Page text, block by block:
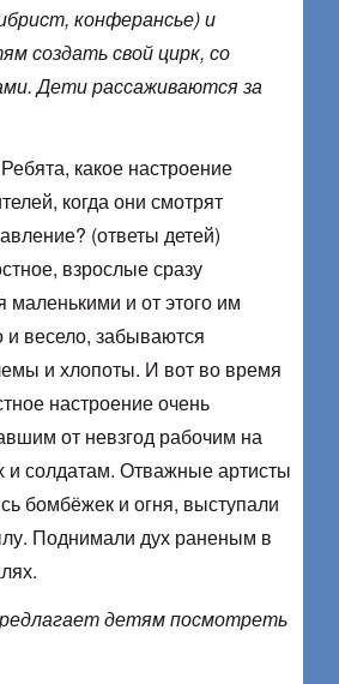
конферансье) и
создать свой цирк, со
Дети рассаживаются за
Ребята, какое настроение
когда они смотрят
(ответы детей)
взрослые сразу
маленькими и от этого им
и весело, забываются
и хлопоты. И вот во время
настроение очень
от невзгод рабочим на
и солдатам. Отважные артисты
бомбёжек и огня, выступали
Поднимали дух раненым в
детям посмотреть